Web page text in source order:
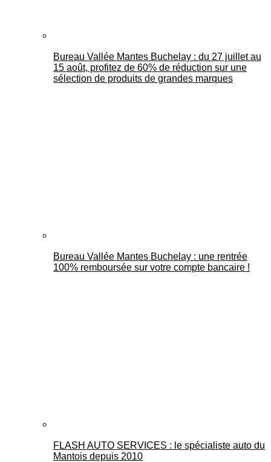
Bureau Vallée Mantes Buchelay : du 27 juillet au
15 août, profitez de 60% de réduction sur une
sélection de produits de grandes marques
Bureau Vallée Mantes Buchelay : une rentrée
100% remboursée sur votre compte bancaire !
FLASH AUTO SERVICES : le spécialiste auto du
Mantois depuis 2010